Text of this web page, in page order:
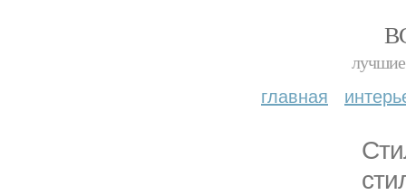
лучшие
главная